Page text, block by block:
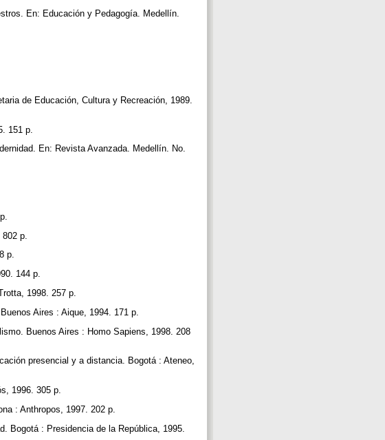
En: Educación y Pedagogía. Medellín.
de Educación, Cultura y Recreación, 1989.
151 p.
En: Revista Avanzada. Medellín. No.
p.
p.
144 p.
1998. 257 p.
Aires : Aique, 1994. 171 p.
Buenos Aires : Homo Sapiens, 1998. 208
presencial y a distancia. Bogotá : Ateneo,
1996. 305 p.
: Anthropos, 1997. 202 p.
Bogotá : Presidencia de la República, 1995.